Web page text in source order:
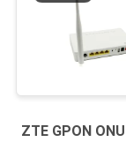
ZTE GPON ONU